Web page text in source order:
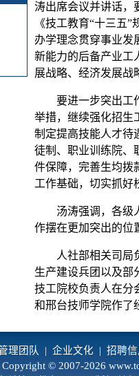
涛出席会议并讲话，
《技工教育“十三五
办学理念贯穿事业发
新能力的后备产业工
展战略、经济发展战
要进一步突出工
举措，继续强化招生
制定提高技能人才待
徒制、职业训练院、
件保障，完善生均拨
工作基础，切实抓好
汤涛强调，各级人
作摆在更加突出的位
人社部相关司局负
生产建设兵团以及部
技工院校负责人在分
和邢台技师学院作了
理团队 | 企业文化 | 招聘信
Copyright © 2007-2026